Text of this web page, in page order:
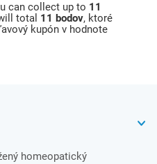
can collect up to 11
total 11 bodov, ktoré
kupón v hodnote
homeopatický